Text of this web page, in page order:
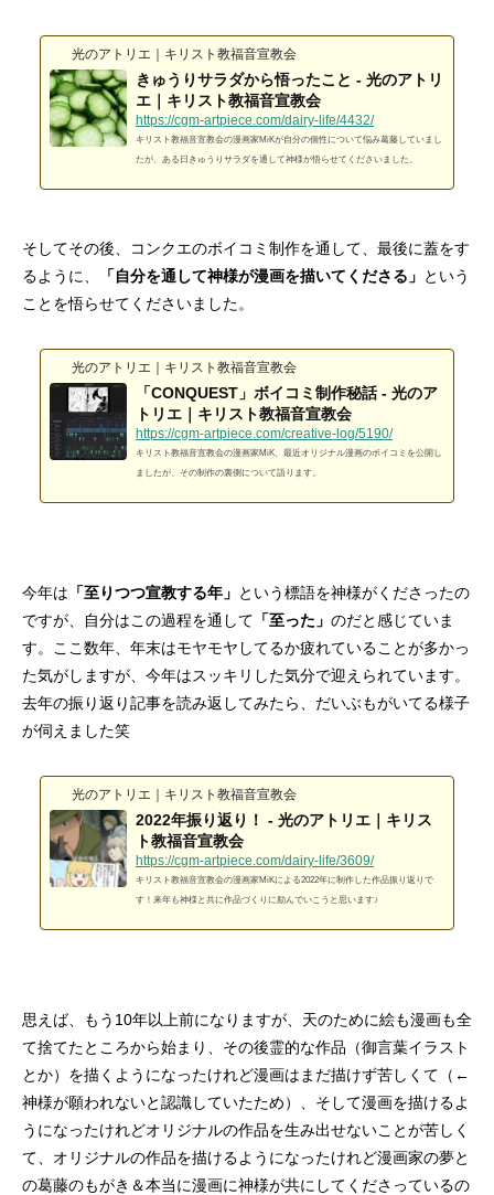
古木「命の話」
2022.12.04
古木「汗に溶けた飴
CGM聖書アニメシリーズ 【中国語版】
2019.05.25
付（字幕なし）】
2018.09.29
『イビトの乾パン』書籍を出版しまし
た！！
2026.06.21
『CONQUEST』
「大図書館の主（あるじ）」（合作）
2025.07.27 2024.01.24
光のアトリエ｜キリスト教福音宣教会
きゅうりサラダから悟ったこと - 光のアトリ
エ｜キリスト教福音宣教会
https://cgm-artpiece.com/dairy-life/4432/
キリスト教福音宣教会の漫画家MiKが自分の個性について悩み葛藤していまし
たが、ある日きゅうりサラダを通して神様が悟らせてくださいました。
そしてその後、コンクエのボイコミ制作を通して、最後に蓋をす
るように、
「自分を通して神様が漫画を描いてくださる」 という
ことを悟らせてくださいました。
光のアトリエ｜キリスト教福音宣教会
「CONQUEST」ボイコミ制作秘話 - 光のア
トリエ｜キリスト教福音宣教会
https://cgm-artpiece.com/creative-log/5190/
キリスト教福音宣教会の漫画家MiK、最近オリジナル漫画のボイコミを公開し
ましたが、その制作の裏側について語ります。
今年は 「至りつつ宣教する年」 という標語を神様がくださったの
ですが、自分はこの過程を通して 「至った」 のだと感じていま
す。ここ数年、年末はモヤモヤしてるか疲れていることが多かっ
た気がしますが、今年はスッキリした気分で迎えられています。
去年の振り返り記事を読み返してみたら、だいぶもがいてる様子
が伺えました笑
光のアトリエ｜キリスト教福音宣教会
2022年振り返り！ - 光のアトリエ｜キリス
ト教福音宣教会
https://cgm-artpiece.com/dairy-life/3609/
キリスト教福音宣教会の漫画家MiKによる2022年に制作した作品振り返りで
す！来年も神様と共に作品づくりに励んでいこうと思います♪
思えば、もう10年以上前になりますが、天のために絵も漫画も全
て捨てたところから始まり、その後霊的な作品（御言葉イラスト
とか）を描くようになったけれど漫画はまだ描けず苦しくて（←
神様が願われないと認識していたため）、そして漫画を描けるよ
うになったけれどオリジナルの作品を生み出せないことが苦しく
て、オリジナルの作品を描けるようになったけれど漫画家の夢と
の葛藤のもがき＆本当に漫画に神様が共にしてくださっているの